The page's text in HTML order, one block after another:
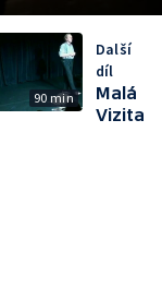
90 min
Další
díl
Malá
Vizita